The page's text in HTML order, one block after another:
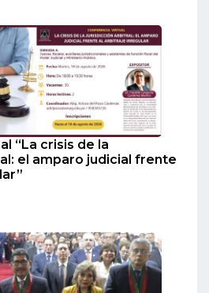
“La crisis de la
el amparo judicial frente